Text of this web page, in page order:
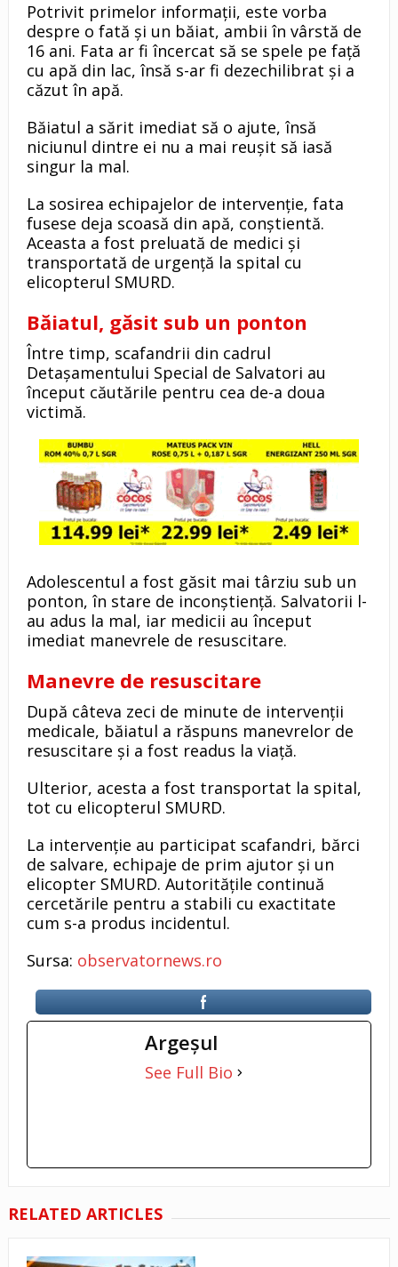
Potrivit primelor informații, este vorba
despre o fată și un băiat, ambii în vârstă de
16 ani. Fata ar fi încercat să se spele pe față
cu apă din lac, însă s-ar fi dezechilibrat și a
căzut în apă.
Băiatul a sărit imediat să o ajute, însă
niciunul dintre ei nu a mai reușit să iasă
singur la mal.
La sosirea echipajelor de intervenție, fata
fusese deja scoasă din apă, conștientă.
Aceasta a fost preluată de medici și
transportată de urgență la spital cu
elicopterul SMURD.
Băiatul, găsit sub un ponton
Între timp, scafandrii din cadrul
Detașamentului Special de Salvatori au
început căutările pentru cea de-a doua
victimă.
Adolescentul a fost găsit mai târziu sub un
ponton, în stare de inconștiență. Salvatorii l-
au adus la mal, iar medicii au început
imediat manevrele de resuscitare.
Manevre de resuscitare
După câteva zeci de minute de intervenții
medicale, băiatul a răspuns manevrelor de
resuscitare și a fost readus la viață.
Ulterior, acesta a fost transportat la spital,
tot cu elicopterul SMURD.
La intervenție au participat scafandri, bărci
de salvare, echipaje de prim ajutor și un
elicopter SMURD. Autoritățile continuă
cercetările pentru a stabili cu exactitate
cum s-a produs incidentul.
Sursa: observatornews.ro
Argeşul
See Full Bio
RELATED ARTICLES